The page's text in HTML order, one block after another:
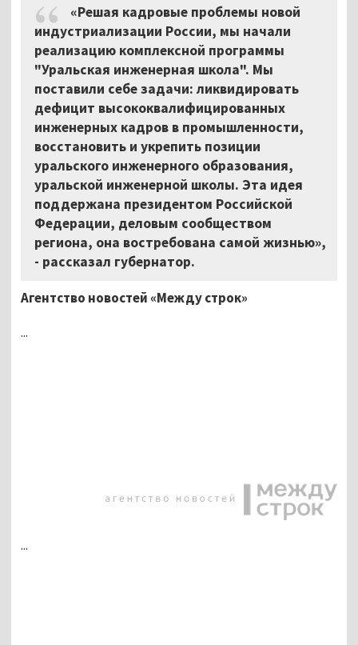
«Решая кадровые проблемы новой
индустриализации России, мы начали
реализацию комплексной программы
"Уральская инженерная школа". Мы
поставили себе задачи: ликвидировать
дефицит высококвалифицированных
инженерных кадров в промышленности,
восстановить и укрепить позиции
уральского инженерного образования,
уральской инженерной школы. Эта идея
поддержана президентом Российской
Федерации, деловым сообществом
региона, она востребована самой жизнью»,
- рассказал губернатор.
Агентство новостей «Между строк»
...
...